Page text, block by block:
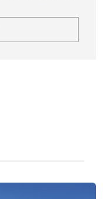
民办学校（民办
训机构2024年度